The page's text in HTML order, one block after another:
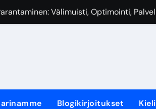
Asetukset, Suorituskyky
Välimuisti, Analytiikka
Formaatit, Latausajat
Blogikirjoitukset Kieli